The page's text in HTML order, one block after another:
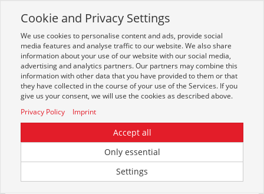
Zur mobilen Kompaktversion (Login erforderlich)
Toggle
navigation
Um weitere Artikelinformationen zu erhalten, melden Sie sich bitte am
System an.Zur Anmeldung
Cookie and Privacy Settings
We use cookies to personalise content and ads, provide social
media features and analyse traffic to our website. We also share
information about your use of our website with our social media,
advertising and analytics partners. Our partners may combine this
information with other data that you have provided to them or that
they have collected in the course of your use of the Services. If you
give us your consent, we will use the cookies as described above.
Privacy Policy
Imprint
Accept all
Only essential
Settings